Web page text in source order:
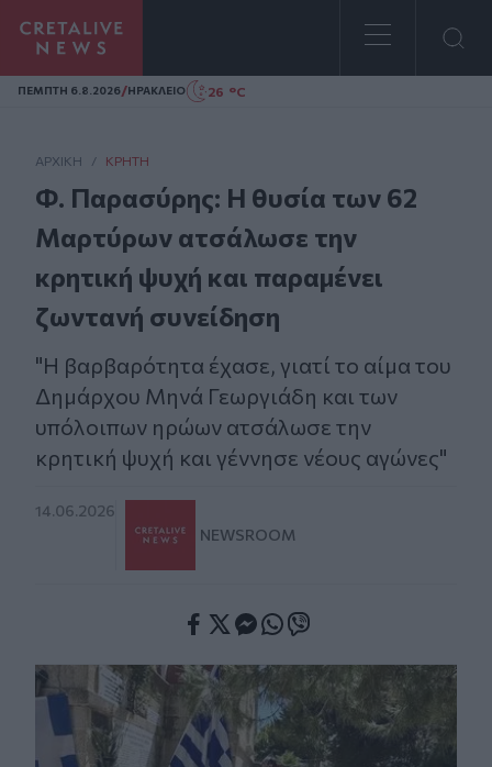
Homepage
ΠΕΜΠΤΗ 6.8.2026/ΗΡΑΚΛΕΙΟ 26 °C
ΑΡΧΙΚΗ / ΚΡΉΤΗ
Φ. Παρασύρης: Η θυσία των 62
Μαρτύρων ατσάλωσε την
κρητική ψυχή και παραμένει
ζωντανή συνείδηση
"Η βαρβαρότητα έχασε, γιατί το αίμα του
Δημάρχου Μηνά Γεωργιάδη και των
υπόλοιπων ηρώων ατσάλωσε την
κρητική ψυχή και γέννησε νέους αγώνες"
14.06.2026
NEWSROOM